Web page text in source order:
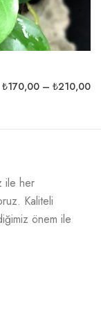
₺170,00 – ₺210,00
ile her
Kaliteli
önem ile